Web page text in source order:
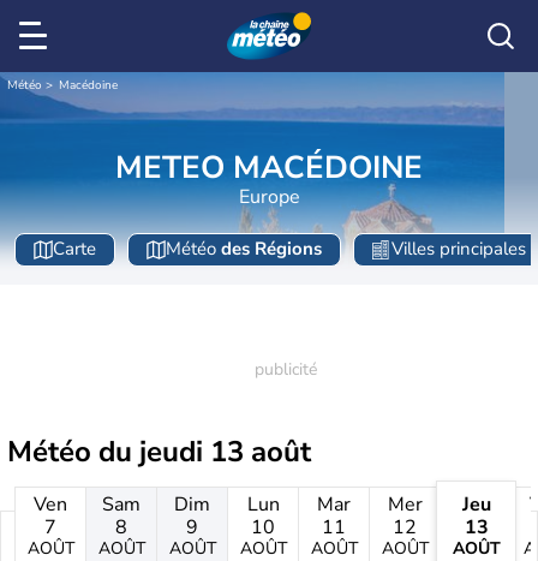
Météo Macédoine
METEO MACÉDOINE
Europe
Carte Météo des Régions Villes principales
Météo du jeudi 13 août
Ven
7
AOÛT
Sam
8
AOÛT
Dim
9
AOÛT
Lun
10
AOÛT
Mar
11
AOÛT
Mer
12
AOÛT
Jeu
13
AOÛT